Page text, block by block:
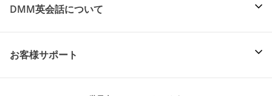
DMM英会話について
お客様サポート